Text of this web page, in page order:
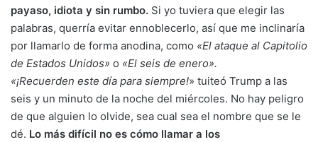
payaso, idiota y sin rumbo. Si yo tuviera que elegir las
palabras, querría evitar ennoblecerlo, así que me inclinaría
por llamarlo de forma anodina, como «El ataque al Capitolio
de Estados Unidos» o «El seis de enero».
«¡Recuerden este día para siempre!» tuiteó Trump a las
seis y un minuto de la noche del miércoles. No hay peligro
de que alguien lo olvide, sea cual sea el nombre que se le
dé. Lo más difícil no es cómo llamar a los